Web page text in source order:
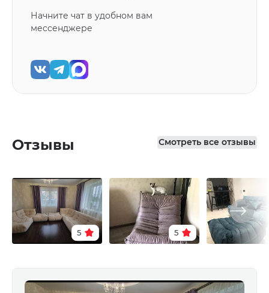
Начните чат в удобном вам
мессенджере
Отзывы Смотреть все отзывы
5 5